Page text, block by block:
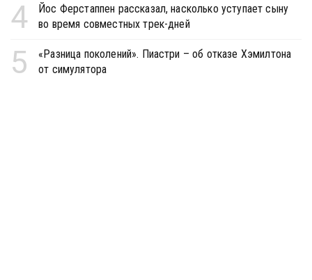
4
Йос Ферстаппен рассказал, насколько уступает сыну
во время совместных трек-дней
5
«Разница поколений». Пиастри – об отказе Хэмилтона
от симулятора